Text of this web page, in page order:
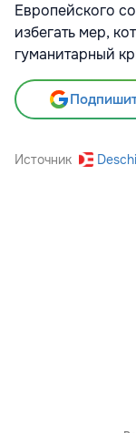
Европейского
избегать мер,
гуманитарный
Источник